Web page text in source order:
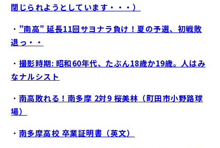
閉じられようとしています・・・）
・ "南高" 延長11回サヨナラ負け！夏の予選、初戦敗
退っ・・
・ 撮影時期: 昭和60年代、たぶん18歳か19歳。人はみ
なナルシスト
・ 南高敗れる！南多摩 2対9 桜美林（町田市小野路球
場）
・ 南多摩高校 卒業証明書（英文）